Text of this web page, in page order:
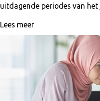
uitdagende periodes van het
Lees meer